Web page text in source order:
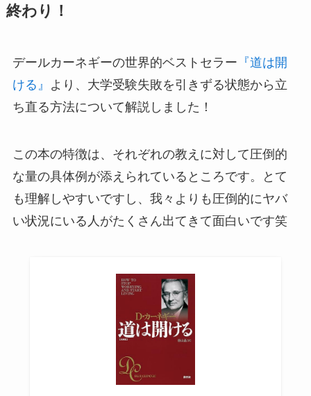
終わり！
デールカーネギーの世界的ベストセラー 『道は開
ける』
より、大学受験失敗を引きずる状態から立
ち直る方法について解説しました！
この本の特徴は、それぞれの教えに対して圧倒的
な量の具体例が添えられているところです。とて
も理解しやすいですし、我々よりも圧倒的にヤバ
い状況にいる人がたくさん出てきて面白いです笑